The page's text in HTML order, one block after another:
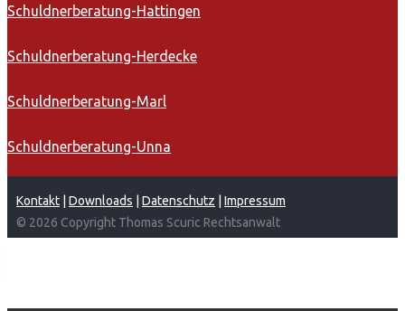
Schuldnerberatung-Hattingen
Schuldnerberatung-Herdecke
Schuldnerberatung-Marl
Schuldnerberatung-Unna
Kontakt Downloads Datenschutz
Impressum
© 2026 Copyright Thomas Scuric Rechtsanwalt